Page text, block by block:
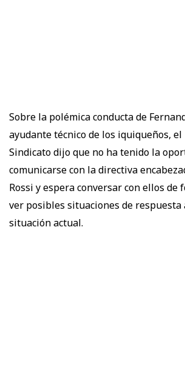
Sobre la polémica conducta de
ayudante técnico de los iquiqueños,
Sindicato dijo que no ha tenido la
comunicarse con la directiva
Rossi y espera conversar con ellos de
ver posibles situaciones de respuesta
situación actual.